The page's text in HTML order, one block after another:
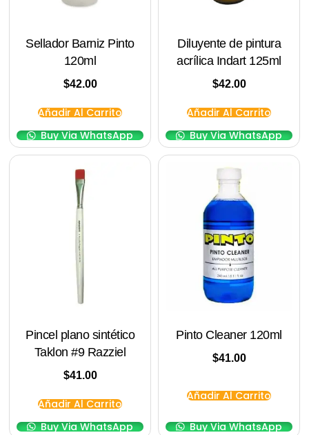
Sellador Barniz Pinto
120ml
$42.00
Añadir Al Carrito
Buy Via WhatsApp
Diluyente de pintura
acrílica Indart 125ml
$42.00
Añadir Al Carrito
Buy Via WhatsApp
Pincel plano sintético
Taklon #9 Razziel
$41.00
Añadir Al Carrito
Buy Via WhatsApp
Pinto Cleaner 120ml
$41.00
Añadir Al Carrito
Buy Via WhatsApp